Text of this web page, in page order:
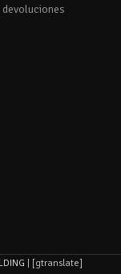
| [gtranslate]